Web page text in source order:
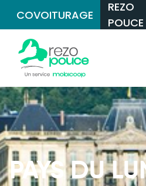
COVOITURAGE
REZO
POUCE
PAYS DU